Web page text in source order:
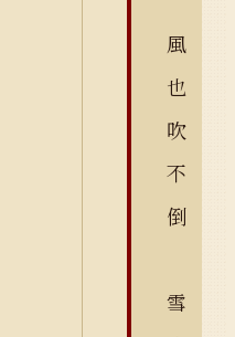
風
也
吹
不
倒
雪